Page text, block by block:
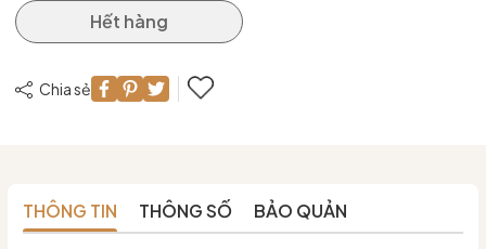
Hết hàng
Chia sẻ
THÔNG TIN THÔNG SỐ BẢO QUẢN